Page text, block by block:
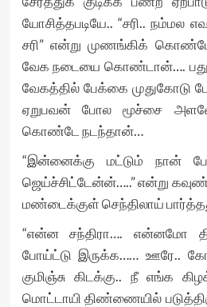
யோசித்தபடியே.. “சரி.. நம்மல
சரி” என்று முணங்கிக்
வேக நடையை கொண்டான்….
வேகத்தில் பேக்கை
ஏறுபவன் போல மூச்சை
கொண்டே நடந்தான்…
“இன்னைக்கு மட்டும் நான்
ஜெய்ச்சிட்டேன்ன்…..” என்று
மண்டைக்குள் செந்திலாய்
“என்ன சந்திரா…. என்னமோ
போய்ட்டு இருக்க…… ஊரே..
குமிஞ்சு கிடக்கு.. நீ எங்க
மொட்டாயி திண்ணையில்